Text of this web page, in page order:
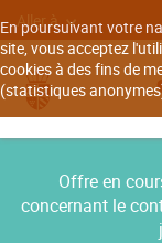
En poursuivant votre
site, vous acceptez
cookies à des fins de
(statistiques
Aller à
Offre en
concernant le